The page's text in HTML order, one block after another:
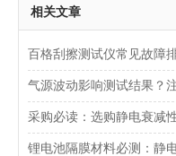
相关文章